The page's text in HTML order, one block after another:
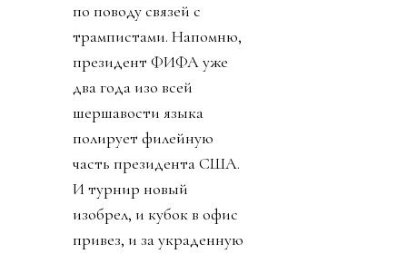
по поводу связей с
трампистами. Напомню,
президент ФИФА уже
два года изо всей
шершавости языка
полирует филейную
часть президента США.
И турнир новый
изобрел, и кубок в офис
привез, и за украденную